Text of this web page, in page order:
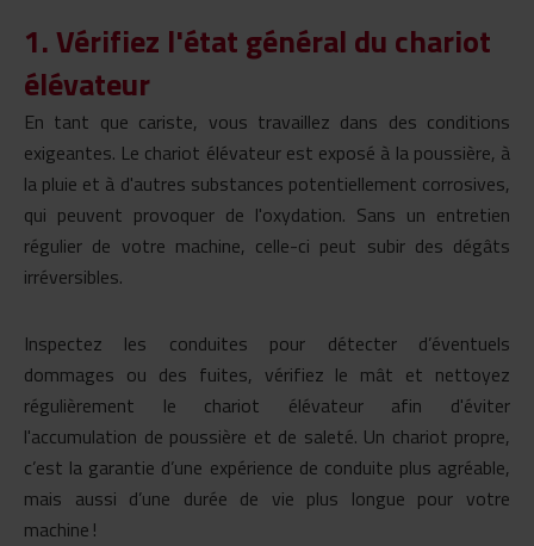
1.Vérifiez l'état général du chariot
élévateur
En tant que cariste, vous travaillez dans des conditions
exigeantes. Le chariot élévateur est exposé à la poussière, à
la pluie et à d'autres substances potentiellement corrosives,
qui peuvent provoquer de l'oxydation. Sans un entretien
régulier de votre machine, celle-ci peut subir des dégâts
irréversibles.
Inspectez les conduites pour détecter d’éventuels
dommages ou des fuites, vérifiez le mât et nettoyez
régulièrement le chariot élévateurafin d'éviter
l'accumulation de poussière et de saleté. Un chariot propre,
c’est la garantie d’une expérience de conduite plus agréable,
mais aussi d’une durée de vie plus longue pour votre
machine !